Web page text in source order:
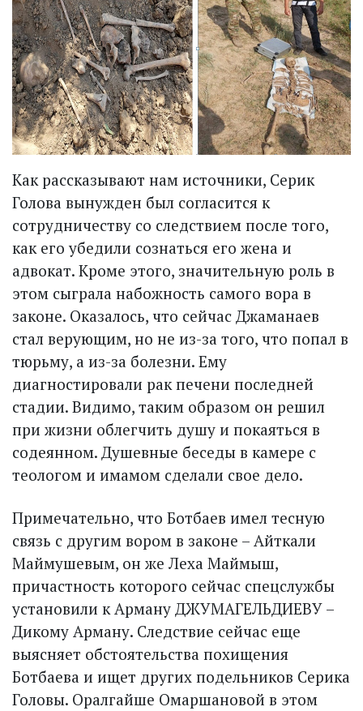
Как рассказывают нам источники, Серик
Голова вынужден был согласится к
сотрудничеству со следствием после того,
как его убедили сознаться его жена и
адвокат. Кроме этого, значительную роль в
этом сыграла набожность самого вора в
законе. Оказалось, что сейчас Джаманаев
стал верующим, но не из-за того, что попал в
тюрьму, а из-за болезни. Ему
диагностировали рак печени последней
стадии. Видимо, таким образом он решил
при жизни облегчить душу и покаяться в
содеянном. Душевные беседы в камере с
теологом и имамом сделали свое дело.
Примечательно, что Ботбаев имел тесную
связь с другим вором в законе – Айткали
Маймушевым, он же Леха Маймыш,
причастность которого сейчас спецслужбы
установили к Арману ДЖУМАГЕЛЬДИЕВУ –
Дикому Арману. Следствие сейчас еще
выясняет обстоятельства похищения
Ботбаева и ищет других подельников Серика
Головы. Оралгайше Омаршановой в этом